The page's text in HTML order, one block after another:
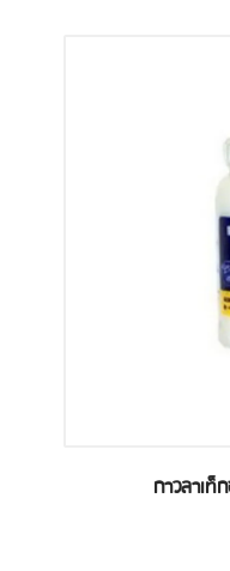
กาวลาเ